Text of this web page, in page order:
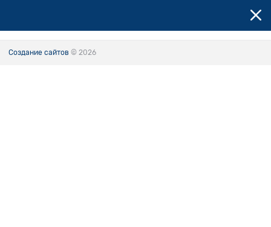
Создание сайтов © 2026